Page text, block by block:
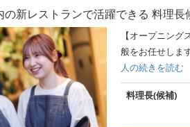
新レストランで活躍できる 料理長
【オープニン
般をお任せしま
人の続きを読む
料理長(候補)